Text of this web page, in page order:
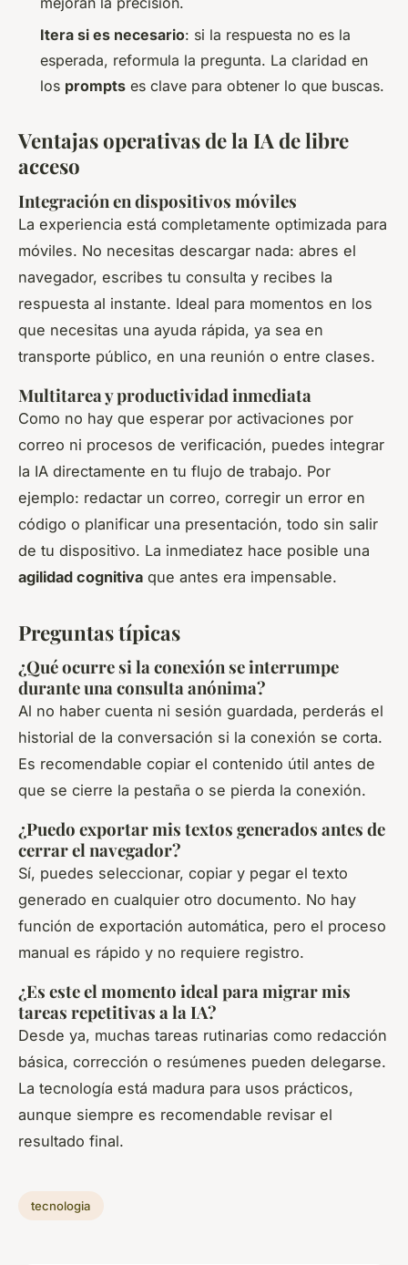
Itera si es necesario: si la respuesta no es la
esperada, reformula la pregunta. La claridad en
los prompts es clave para obtener lo que buscas.
Ventajas operativas de la IA de libre
acceso
Integración en dispositivos móviles
La experiencia está completamente optimizada para
móviles. No necesitas descargar nada: abres el
navegador, escribes tu consulta y recibes la
respuesta al instante. Ideal para momentos en los
que necesitas una ayuda rápida, ya sea en
transporte público, en una reunión o entre clases.
Multitarea y productividad inmediata
Como no hay que esperar por activaciones por
correo ni procesos de verificación, puedes integrar
la IA directamente en tu flujo de trabajo. Por
ejemplo: redactar un correo, corregir un error en
código o planificar una presentación, todo sin salir
de tu dispositivo. La inmediatez hace posible una
agilidad cognitiva que antes era impensable.
Preguntas típicas
¿Qué ocurre si la conexión se interrumpe
durante una consulta anónima?
Al no haber cuenta ni sesión guardada, perderás el
historial de la conversación si la conexión se corta.
Es recomendable copiar el contenido útil antes de
que se cierre la pestaña o se pierda la conexión.
¿Puedo exportar mis textos generados antes de
cerrar el navegador?
Sí, puedes seleccionar, copiar y pegar el texto
generado en cualquier otro documento. No hay
función de exportación automática, pero el proceso
manual es rápido y no requiere registro.
¿Es este el momento ideal para migrar mis
tareas repetitivas a la IA?
Desde ya, muchas tareas rutinarias como redacción
básica, corrección o resúmenes pueden delegarse.
La tecnología está madura para usos prácticos,
aunque siempre es recomendable revisar el
resultado final.
tecnologia